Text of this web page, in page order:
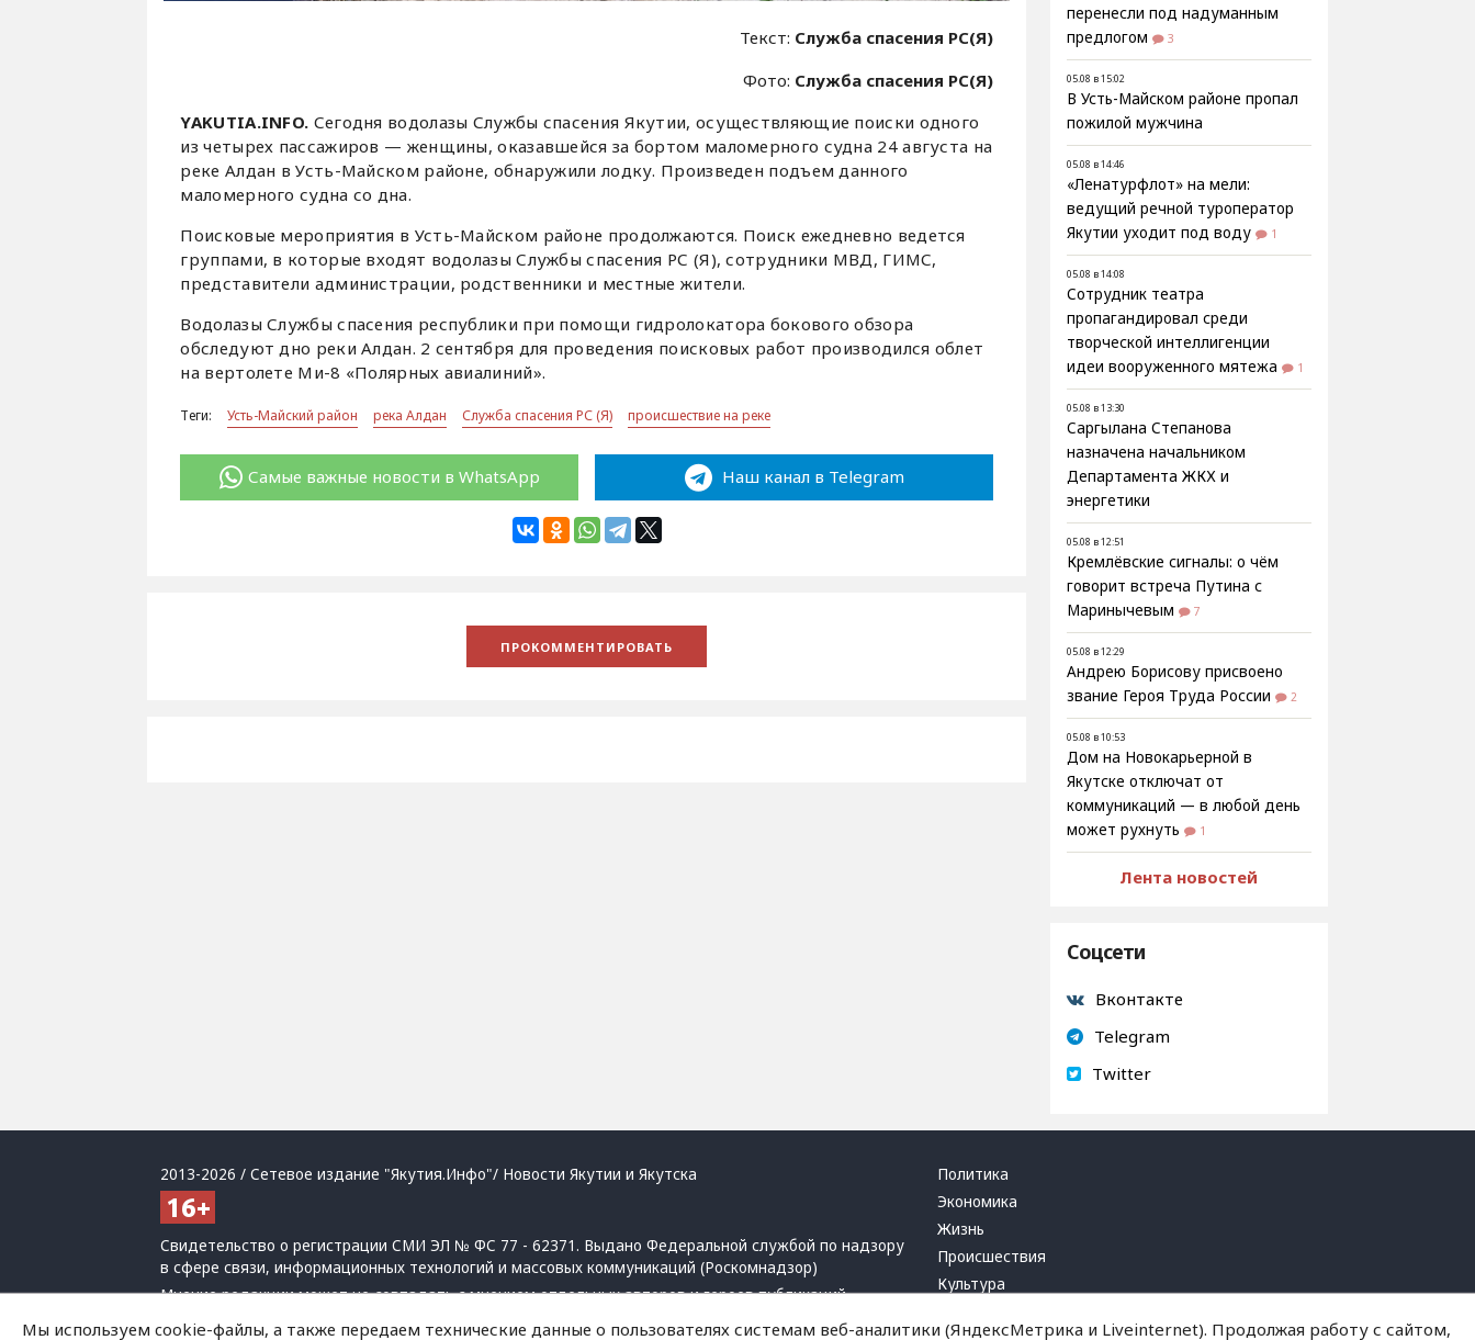
Текст: Служба спасения РС(Я)
Фото: Служба спасения РС(Я)
YAKUTIA.INFO. Сегодня водолазы Службы спасения Якутии, осуществляющие поиски одного
из четырех пассажиров — женщины, оказавшейся за бортом маломерного судна 24 августа на
реке Алдан в Усть-Майском районе, обнаружили лодку. Произведен подъем данного
маломерного судна со дна.
Поисковые мероприятия в Усть-Майском районе продолжаются. Поиск ежедневно ведется
группами, в которые входят водолазы Службы спасения РС (Я), сотрудники МВД, ГИМС,
представители администрации, родственники и местные жители.
Водолазы Службы спасения республики при помощи гидролокатора бокового обзора
обследуют дно реки Алдан. 2 сентября для проведения поисковых работ производился облет
на вертолете Ми-8 «Полярных авиалиний».
Теги: Усть-Майский район река Алдан Служба спасения РС (Я) происшествие на реке
Самые важные новости в WhatsApp Наш канал в Telegram
перенесли под надуманным
предлогом
3
05.08 в 15:02
В Усть-Майском районе пропал
пожилой мужчина
05.08 в 14:46
«Ленатурфлот» на мели:
ведущий речной туроператор
Якутии уходит под воду
1
05.08 в 14:08
Сотрудник театра
пропагандировал среди
творческой интеллигенции
идеи вооруженного мятежа
1
05.08 в 13:30
Саргылана Степанова
назначена начальником
Департамента ЖКХ и
энергетики
05.08 в 12:51
Кремлёвские сигналы: о чём
говорит встреча Путина с
Маринычевым
7
05.08 в 12:29
Андрею Борисову присвоено
звание Героя Труда России
2
05.08 в 10:53
Дом на Новокарьерной в
Якутске отключат от
коммуникаций — в любой день
может рухнуть
1
Лента новостей
Соцсети
Вконтакте
Telegram
Twitter
2013-2026 / Сетевое издание "Якутия.Инфо"/ Новости Якутии и Якутска
Свидетельство о регистрации СМИ ЭЛ № ФС 77 - 62371. Выдано Федеральной службой по надзору
в сфере связи, информационных технологий и массовых коммуникаций (Роскомнадзор)
Мнение редакции может не совпадать с мнением отдельных авторов и героев публикаций.
При использовании материалов обязательна активная ссылка на сайт.
Политика
Экономика
Жизнь
Происшествия
Культура
Мы используем cookie-файлы, а также передаем технические данные о пользователях системам веб-аналитики (ЯндексМетрика и Liveinternet). Продолжая работу с сайтом,